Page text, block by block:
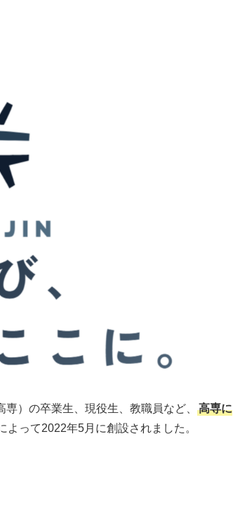
）の卒業生、現役生、教職員など、
高専に
よって2022年5月に創設されました。